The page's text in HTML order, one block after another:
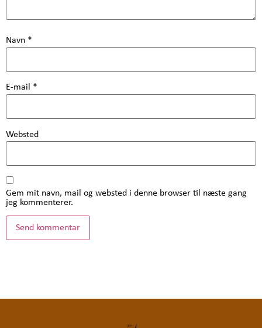
Navn *
E-mail *
Websted
Gem mit navn, mail og websted i denne browser til næste gang
jeg kommenterer.